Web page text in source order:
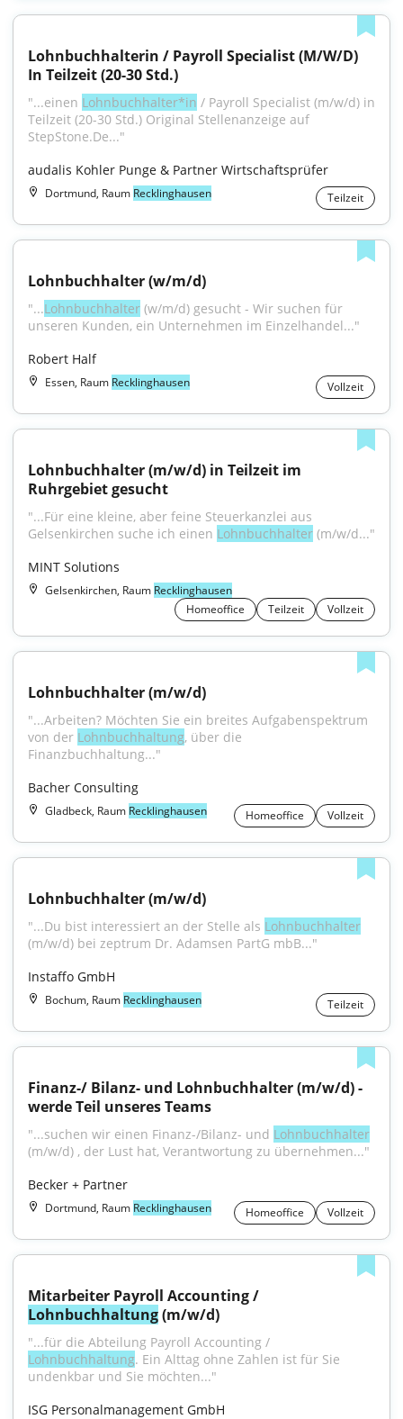
Lohnbuchhalterin / Payroll Specialist (M/W/D)
In Teilzeit (20-30 Std.)
"...einen Lohnbuchhalter*in / Payroll Specialist (m/w/d) in
Teilzeit (20-30 Std.) Original Stellenanzeige auf
StepStone.De..."
audalis Kohler Punge & Partner Wirtschaftsprüfer
Dortmund, Raum Recklinghausen Teilzeit
Lohnbuchhalter (w/m/d)
"...Lohnbuchhalter (w/m/d) gesucht - Wir suchen für
unseren Kunden, ein Unternehmen im Einzelhandel..."
Robert Half
Essen, Raum Recklinghausen Vollzeit
Lohnbuchhalter (m/w/d) in Teilzeit im
Ruhrgebiet gesucht
"...Für eine kleine, aber feine Steuerkanzlei aus
Gelsenkirchen suche ich einen Lohnbuchhalter (m/w/d..."
MINT Solutions
Gelsenkirchen, Raum Recklinghausen
Homeoffice
Teilzeit Vollzeit
Lohnbuchhalter (m/w/d)
"...Arbeiten? Möchten Sie ein breites Aufgabenspektrum
von der Lohnbuchhaltung, über die
Finanzbuchhaltung..."
Bacher Consulting
Gladbeck, Raum Recklinghausen Homeoffice Vollzeit
Lohnbuchhalter (m/w/d)
"...Du bist interessiert an der Stelle als Lohnbuchhalter
(m/w/d) bei zeptrum Dr. Adamsen PartG mbB..."
Instaffo GmbH
Bochum, Raum Recklinghausen Teilzeit
Finanz-/ Bilanz- und Lohnbuchhalter (m/w/d) -
werde Teil unseres Teams
"...suchen wir einen Finanz-/Bilanz- und Lohnbuchhalter
(m/w/d) , der Lust hat, Verantwortung zu übernehmen..."
Becker + Partner
Dortmund, Raum Recklinghausen Homeoffice Vollzeit
Lohnbuchhaltung (m/w/d)
Lohnbuchhaltung. Ein Alttag ohne Zahlen ist für Sie
undenkbar und Sie möchten..."
ISG Personalmanagement GmbH